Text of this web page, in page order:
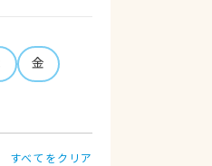
金
すべてをクリア